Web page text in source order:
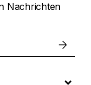
Nachrichten